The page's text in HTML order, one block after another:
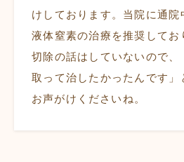
けしております。当院に通院
液体窒素の治療を推奨して
切除の話はしていないので、
取って治したかったんです」
お声がけくださいね。